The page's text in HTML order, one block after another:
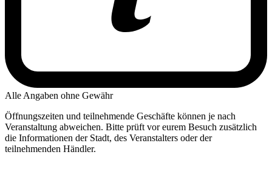
Alle Angaben ohne Gewähr
Öffnungszeiten und teilnehmende Geschäfte können je nach
Veranstaltung abweichen. Bitte prüft vor eurem Besuch zusätzlich
die Informationen der Stadt, des Veranstalters oder der
teilnehmenden Händler.